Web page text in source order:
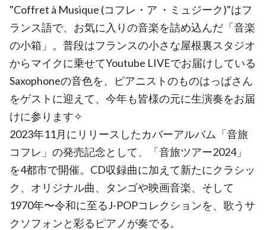
"Coffret à Musique (コフレ・ア ・ミュジーク)"はフ
ランス語で、お気に入りの音楽を詰め込んだ「音楽
の小箱」。普段はフランスの小さな屋根裏スタジオ
からマイクに乗せてYoutube LIVEでお届けしている
Saxophoneの音色を、ピアニストのものはっぱさん
をゲストに迎えて、今年も皆様の元に生演奏をお届
けに参ります✧
2023年11月にリリースしたカバーアルバム「音旅
コフレ」の発売記念として、「音旅ツアー2024」
を4都市で開催。CD収録曲に加えて新たにクラシッ
ク、オリジナル曲、タンゴや映画音楽、そして
1970年〜令和に至るJ-POPコレクションを、歌うサ
クソフォンと彩るピアノが奏でる。